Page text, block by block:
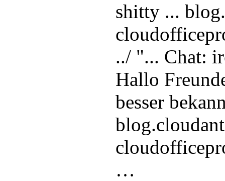
shitty ...
../ "... Chat:
Hallo
besser
…